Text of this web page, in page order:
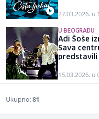
27.03.2026. u
U BEOGRADU
Adi Šoše
Sava
predstavili
15.03.2026. u
Ukupno:81